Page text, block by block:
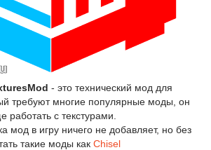
- это технический мод для
требуют многие популярные моды, он
работать с текстурами.
мод в игру ничего не добавляет, но без
такие моды как Chisel